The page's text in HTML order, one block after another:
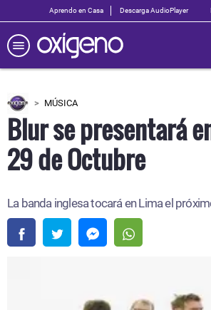
Aprendo en Casa Descarga AudioPlayer
MÚSICA
Blur se presentará
29 de Octubre
La banda inglesa tocará en Lima el